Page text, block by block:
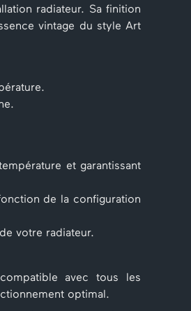
radiateur. Sa finition
vintage du style Art
et garantissant
de la configuration
votre radiateur.
avec tous les
optimal.